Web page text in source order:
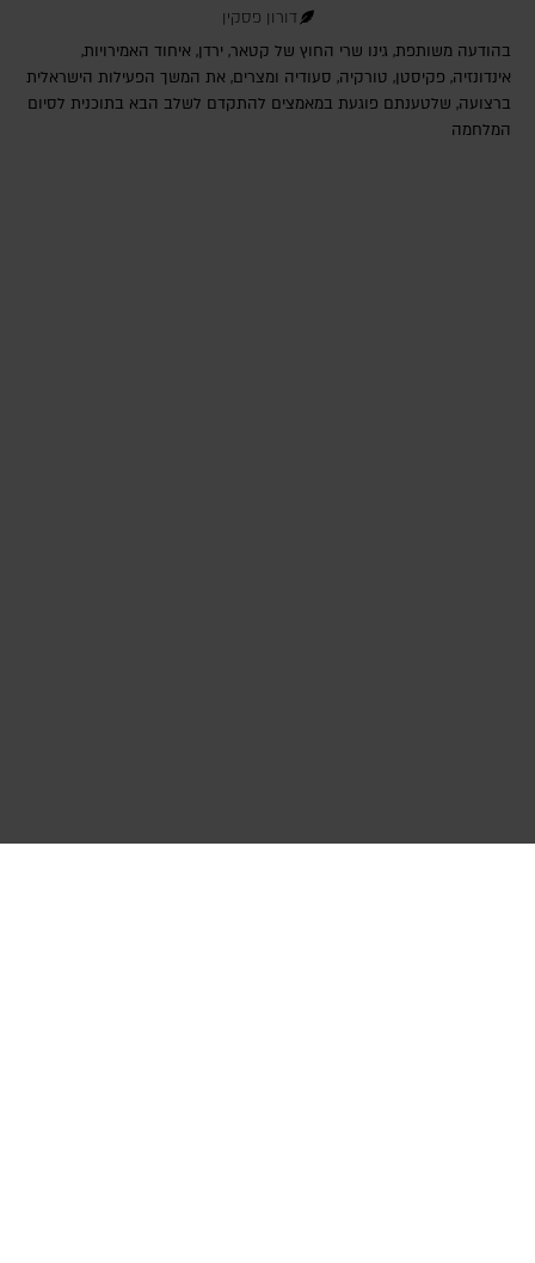
דורון פסקין
בהודעה משותפת, גינו שרי החוץ של קטאר, ירדן, איחוד האמירויות,
אינדונזיה, פקיסטן, טורקיה, סעודיה ומצרים, את המשך הפעילות הישראלית
ברצועה, שלטענתם פוגעת במאמצים להתקדם לשלב הבא בתוכנית לסיום
המלחמה